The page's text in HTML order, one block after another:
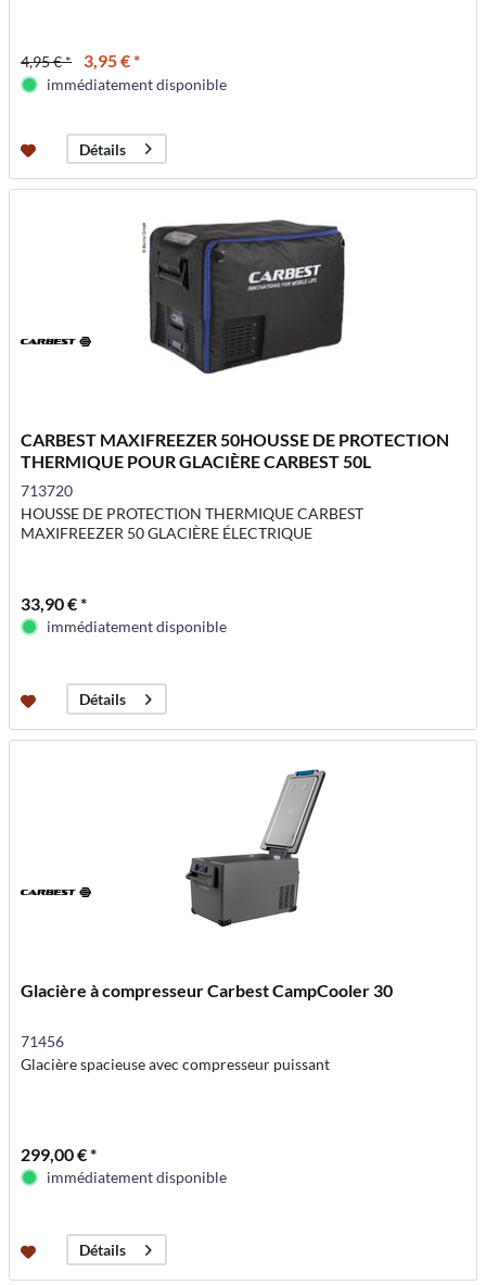
4,95 € * 3,95 € *
immédiatement disponible
Détails
CARBEST MAXIFREEZER 50HOUSSE DE PROTECTION
THERMIQUE POUR GLACIÈRE CARBEST 50L
713720
HOUSSE DE PROTECTION THERMIQUE CARBEST
MAXIFREEZER 50 GLACIÈRE ÉLECTRIQUE
33,90 € *
immédiatement disponible
Détails
Glacière à compresseur Carbest CampCooler 30
71456
Glacière spacieuse avec compresseur puissant
299,00 € *
immédiatement disponible
Détails